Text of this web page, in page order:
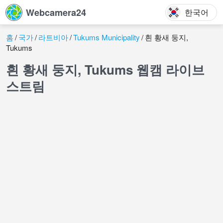
Webcamera24 한국어
홈 국가 라트비아 Tukums Municipality 흰 황새 둥지,
Tukums
흰 황새 둥지, Tukums 웹캠 라이브
스트림